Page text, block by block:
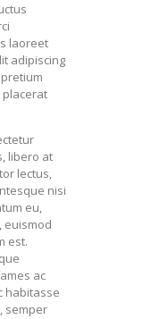
laoreet
adipiscing
placerat
libero at
lectus,
nisi
eu,
euismod
est.
ac
habitasse
semper